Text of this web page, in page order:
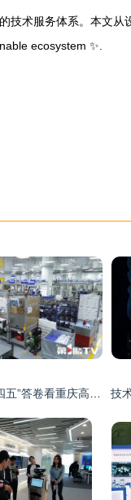
技术服务体系。本文从
ecosystem ✨.